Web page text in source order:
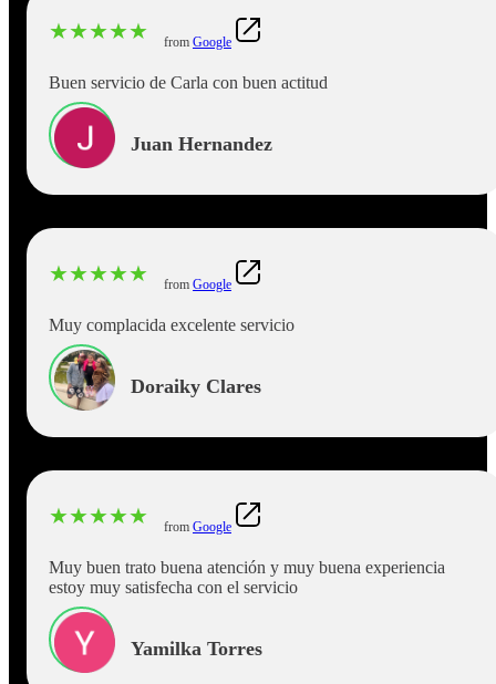
★★★★★ from Google
Buen servicio de Carla con buen actitud
Juan Hernandez
★★★★★ from Google
Muy complacida excelente servicio
Doraiky Clares
★★★★★ from Google
Muy buen trato buena atención y muy buena experiencia
estoy muy satisfecha con el servicio
Yamilka Torres